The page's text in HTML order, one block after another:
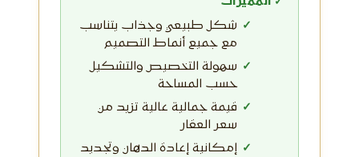
شكل طبيعي وجذاب يتناسب
مع جميع أنماط التصميم
سهولة التخصيص والتشكيل
حسب المساحة
قيمة جمالية عالية تزيد من
سعر العقار
إمكانية إعادة الدهان وتجديد